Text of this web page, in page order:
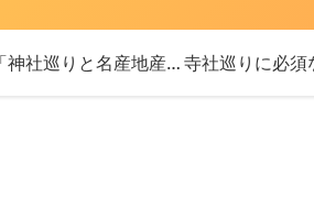
「神社巡りと名産地産を探す旅」ブログ始めました！